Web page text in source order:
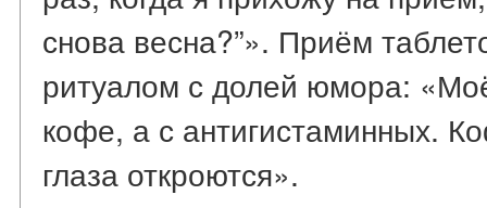
снова весна?”». Приём
ритуалом с долей юмора:
кофе, а с антигистаминных.
глаза откроются».